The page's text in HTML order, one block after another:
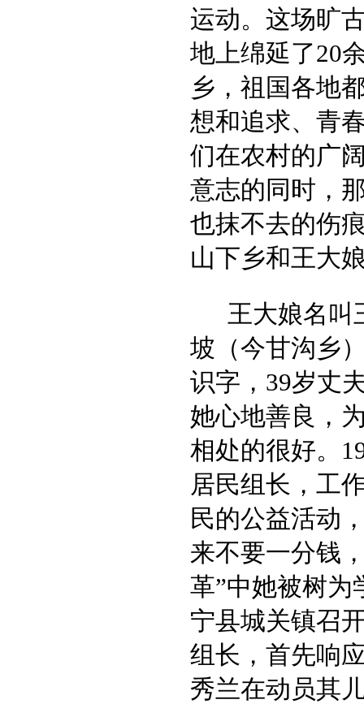
运动。这场旷
地上绵延了20
乡，祖国各地
想和追求、青
们在农村的广
意志的同时，
也抹不去的伤
山下乡和王大
王大娘名叫
坡（今甘沟乡
识字，39岁丈
她心地善良，
相处的很好。
居民组长，工
民的公益活动
来不要一分钱
革”中她被树为
宁县城关镇召
组长，首先响
秀兰在动员其